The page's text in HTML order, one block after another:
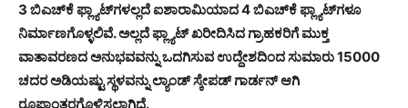
3 ಬಿಎಚ್‍ಕೆ ಫ್ಲ್ಯಾಟ್‍ಗಳಲ್ಲದೆ ಐಶಾರಾಮಿಯಾದ 4 ಬಿಎಚ್‍ಕೆ ಫ್ಲ್ಯಾಟ್‍ಗಳೂ
ನಿರ್ಮಾಣಗೊಳ್ಳಲಿವೆ. ಅಲ್ಲದೆ ಫ್ಲ್ಯಾಟ್ ಖರೀದಿಸಿದ ಗ್ರಾಹಕರಿಗೆ ಮುಕ್ತ
ವಾತಾವರಣದ ಅನುಭವವನ್ನು ಒದಗಿಸುವ ಉದ್ದೇಶದಿಂದ ಸುಮಾರು 15000
ಚದರ ಅಡಿಯಷ್ಟು ಸ್ಥಳವನ್ನು ಲ್ಯಾಂಡ್ ಸ್ಕೇಪಡ್ ಗಾರ್ಡನ್ ಆಗಿ
ರೂಪಾಂತರಗೊಳಿಸಲಾಗಿದೆ.